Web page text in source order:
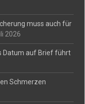
muss auch für
2026
Datum auf Brief führt
Schmerzen